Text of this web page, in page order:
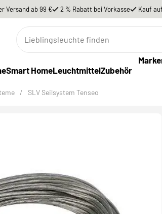
Versand ab 99 € 2 % Rabatt bei Vorkasse Kauf
Smart HomeLeuchtmittelZubehör
/ SLV Seilsystem Tenseo